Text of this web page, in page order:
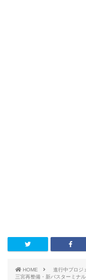
HOME 進行中プロジ
三宮再整備・新バスターミナ